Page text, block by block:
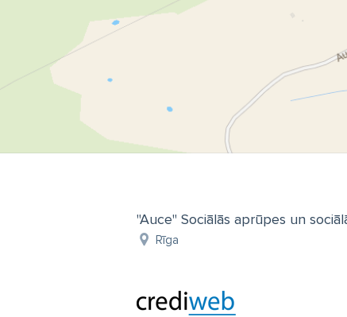
"Auce" Sociālās aprūpes un
Rīga